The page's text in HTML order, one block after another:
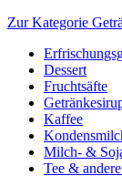
Zur Kategorie
Dessert
Fruchtsäfte
Kaffee
Milch- &
Tee &